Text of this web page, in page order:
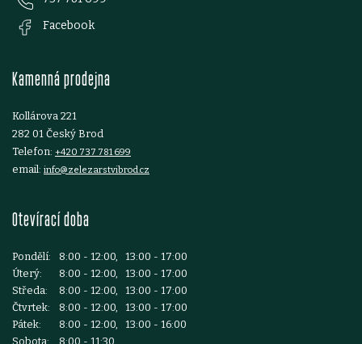
Facebook
Kamenná prodejna
Kollárova 221
282 01 Český Brod
Telefon: +420 737 781 699
email: info@zelezarstvibrod.cz
Otevírací doba
Pondělí:
8:00 - 12:00, 13:00 - 17:00
Úterý:
8:00 - 12:00, 13:00 - 17:00
Středa:
8:00 - 12:00, 13:00 - 17:00
Čtvrtek:
8:00 - 12:00, 13:00 - 17:00
Pátek:
8:00 - 12:00, 13:00 - 16:00
Sobota:
8:00 - 11:30